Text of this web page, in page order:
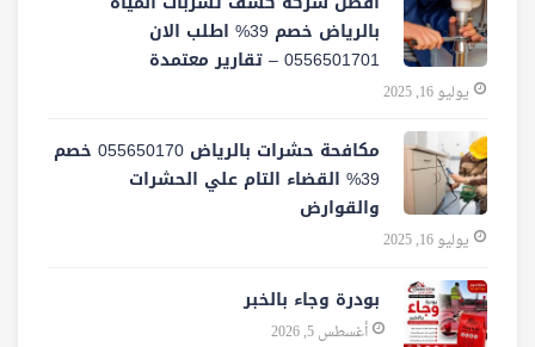
بالرياض خصم 39% اطلب الان
0556501701‬‏ – تقارير معتمدة
يوليو 16, 2025
مكافحة حشرات بالرياض 055650170 خصم
39% القضاء التام علي الحشرات
والقوارض
يوليو 16, 2025
بودرة وجاء بالخبر
أغسطس 5, 2026